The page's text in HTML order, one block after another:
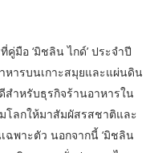
มือ ‘มิชลิน ไกด์’ ประจำปี
หารบนเกาะสมุยและแผ่นดิน
ำหรับธุรกิจร้านอาหารใน
โลกให้มาสัมผัสรสชาติและ
พาะตัว นอกจากนี้ ‘มิชลิน